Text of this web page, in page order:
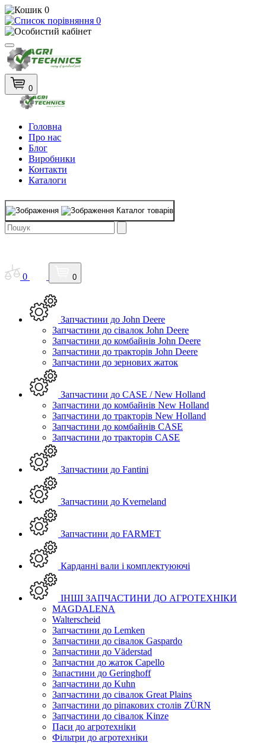
0
0
0
Головна
Про нас
Блог
Виробники
Контакти
Каталоги
Каталог товарів
0 0
Запчастини до John Deere
Запчастини до сівалок John Deere
Запчастини до комбайнів John Deere
Запчастини до тракторів John Deere
Запчастини до зернових жаток
Запчастини до CASE / New Holland
Запчастини до комбайнів New Holland
Запчастини до тракторів New Holland
Запчастини до комбайнів CASE
Запчастини до тракторів CASE
Запчастини до Fantini
Запчастини до Kverneland
Запчастини до FARMET
Карданні вали і комплектуюючі
ІНШІ ЗАПЧАСТИНИ ДО АГРОТЕХНІКИ
MAGDALENA
Walterscheid
Запчастини до Lemken
Запчастини до сівалок Gaspardo
Запчастини до Väderstad
Запчастни до жаток Capello
Запастини до Geringhoff
Запчастини до Kuhn
Запчастини до сівалок Great Plains
Запчастини до ріпакових столів ZÜRN
Запчастини до сівалок Kinze
Паси до агротехніки
Фільтри до агротехніки